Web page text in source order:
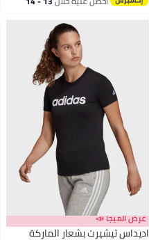
عرض الميجا 📣
اديداس تيشيرت بشعار الماركة